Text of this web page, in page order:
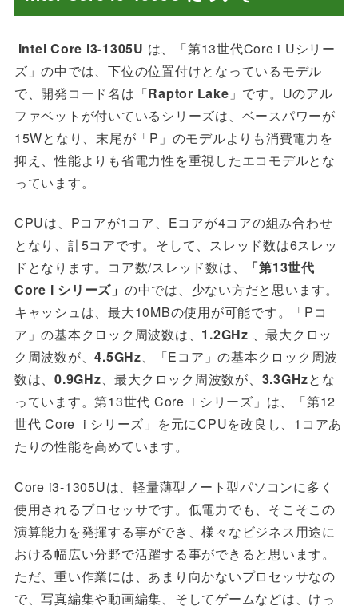
Intel Core i3-1305U は、
「第13世代Core i Uシリー
ズ」の中では、下位の位置付けとなっているモデル
で、開発コード名は「Raptor Lake 」です。Uのアル
ファベットが付いているシリーズは、ベースパワーが
15Wとなり、末尾が「P」のモデルよりも消費電力を
抑え、性能よりも省電力性を重視したエコモデルとな
っています。
CPUは、Pコアが1コア、Eコアが4コアの組み合わせ
となり、計5コアです。そして、スレッド数は6スレッ
ドとなります。コア数/スレッド数は、
「第13世代
Core i シリーズ」 の中では、少ない方だと思います。
キャッシュは、最大10MBの使用が可能です。「Pコ
ア」の基本クロック周波数は、 1.2GHz 、最大クロッ
ク周波数が、4.5GHz、「Eコア」の基本クロック周波
数は、0.9GHz、最大クロック周波数が、 3.3GHzとな
っています。第13世代 Core i シリーズ」は、「第12
世代 Core i シリーズ」を元にCPUを改良し、1コアあ
たりの性能を高めています。
Core i3-1305Uは、軽量薄型ノート型パソコンに多く
使用されるプロセッサです。 低電力でも、そこそこの
演算能力を発揮する事ができ、様々なビジネス用途に
おける幅広い分野で活躍する事ができると思います。
ただ、重い作業には、あまり向かないプロセッサなの
で、写真編集や動画編集、そしてゲームなどは、けっ